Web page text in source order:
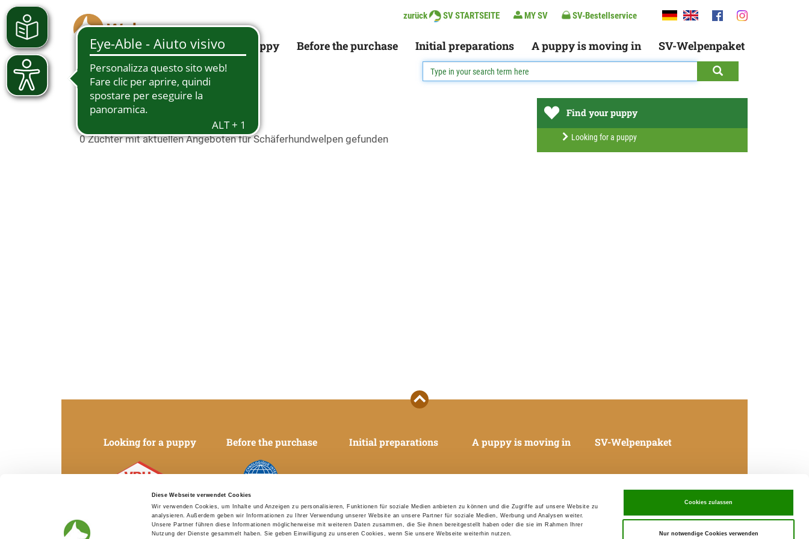
Diese Webseite verwendet Cookies
Wir verwenden Cookies, um Inhalte und Anzeigen zu personalisieren, Funktionen für soziale Medien anbieten zu können und die Zugriffe auf unsere Website zu
analysieren. Außerdem geben wir Informationen zu Ihrer Verwendung unserer Website an unsere Partner für soziale Medien, Werbung und Analysen weiter.
Unsere Partner führen diese Informationen möglicherweise mit weiteren Daten zusammen, die Sie ihnen bereitgestellt haben oder die sie im Rahmen Ihrer
Nutzung der Dienste gesammelt haben. Sie geben Einwilligung zu unseren Cookies, wenn Sie unsere Webseite weiterhin nutzen.
Cookies zulassen
Nur notwendige Cookies verwenden
zurück SV STARTSEITE MY SV SV-Bestellservice
Looking for a puppy Before the purchase Initial preparations A puppy is moving in SV-Welpenpaket
Schäferhundwelpen in
0 Züchter mit aktuellen Angeboten für Schäferhundwelpen gefunden
Find your puppy
Looking for a puppy
Looking for a puppy Before the purchase Initial preparations A puppy is moving in SV-Welpenpaket
Verband für das
Deutsche Hundewesen
Internationale
08.08.2026 10:02 Uhr